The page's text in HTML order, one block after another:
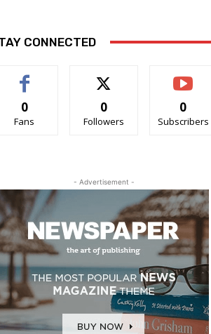
CONNECTED
0
Fans
0
Followers
0
Subscribers
- Advertisement -